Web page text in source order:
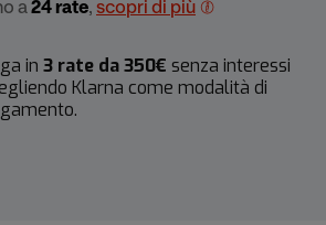
a 24 rate, scopri di più
in 3 rate da 350€ senza interessi
Klarna come modalità di